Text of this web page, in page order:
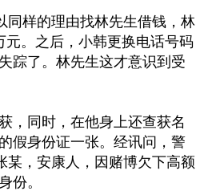
同样的理由找林先生借钱，林
元。之后，小韩更换电话号码
踪了。林先生这才意识到受
，同时，在他身上还查获名
假身份证一张。经讯问，警
某，安康人，因赌博欠下高额
份。